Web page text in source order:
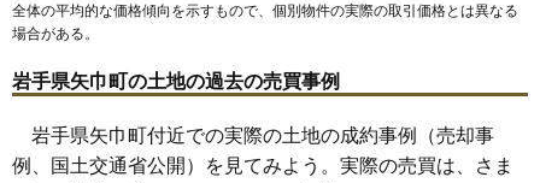
全体の平均的な価格傾向を示すもので、個別物件の実際の取引価格とは異なる
場合がある。
岩手県矢巾町の土地の過去の売買事例
岩手県矢巾町付近での実際の土地の成約事例（売却事
例、国土交通省公開）を見てみよう。実際の売買は、さま